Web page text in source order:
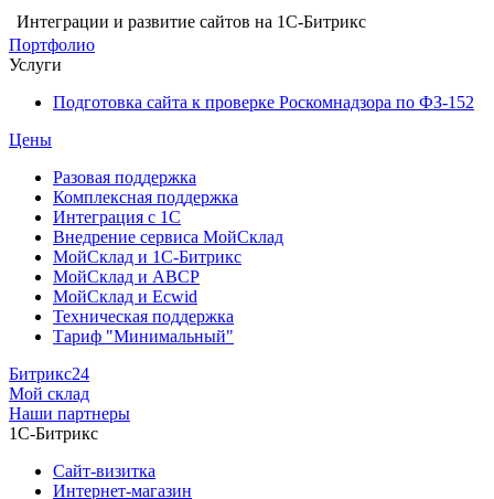
Интеграции и развитие сайтов на 1С-Битрикс
Портфолио
Услуги
Подготовка сайта к проверке Роскомнадзора по ФЗ-152
Цены
Разовая поддержка
Комплексная поддержка
Интеграция с 1С
Внедрение сервиса МойСклад
МойСклад и 1С-Битрикс
МойСклад и ABCP
МойСклад и Ecwid
Техническая поддержка
Тариф "Минимальный"
Битрикс24
Мой склад
Наши партнеры
1С-Битрикс
Сайт-визитка
Интернет-магазин